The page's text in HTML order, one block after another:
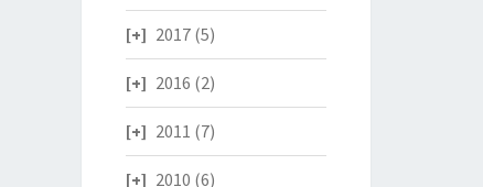
2017(5)
2016 (2)
2011 (7)
2010 (6)